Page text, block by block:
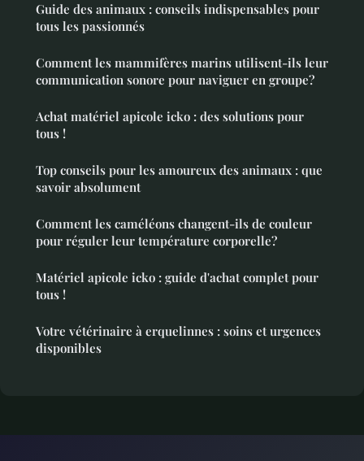
Guide des animaux : conseils indispensables pour
tous les passionnés
Comment les mammifères marins utilisent-ils leur
communication sonore pour naviguer en groupe?
Achat matériel apicole icko : des solutions pour
tous !
Top conseils pour les amoureux des animaux : que
savoir absolument
Comment les caméléons changent-ils de couleur
pour réguler leur température corporelle?
Matériel apicole icko : guide d'achat complet pour
tous !
Votre vétérinaire à erquelinnes : soins et urgences
disponibles